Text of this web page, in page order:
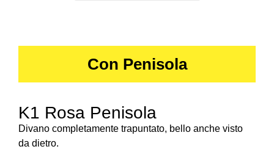
Con Penisola
K1 Rosa Penisola
Divano completamente trapuntato, bello anche visto
da dietro.